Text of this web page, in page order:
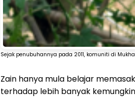
Sejak penubuhannya pada 2011, komuniti di
Zain hanya mula belajar
terhadap lebih banyak